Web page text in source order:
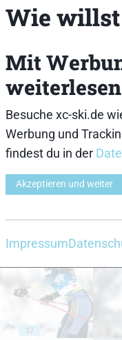
22
27
37
Wie willst
Mit
weiterlesen
Besuche xc-ski.de
Werbung und
findest du in der
Akzeptieren und weiter
Impressum